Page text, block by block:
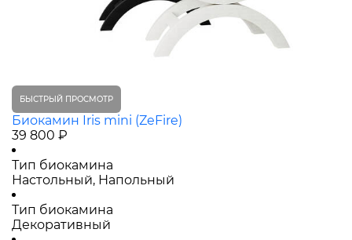
БЫСТРЫЙ ПРОСМОТР
Биокамин Iris mini (ZeFire)
39 800 ₽
Тип биокамина
Настольный, Напольный
Тип биокамина
Декоративный